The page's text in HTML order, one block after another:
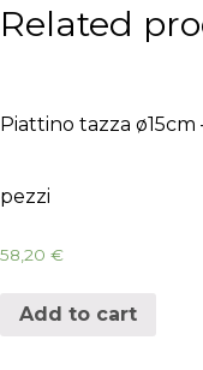
Related
Piattino tazza ø15cm
pezzi
58,20 €
Add to cart